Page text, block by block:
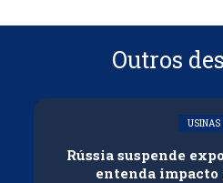
Outros
USINAS
Rússia suspende
entenda impacto